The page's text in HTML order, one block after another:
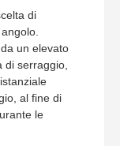
di
un elevato
serraggio,
al fine di
le